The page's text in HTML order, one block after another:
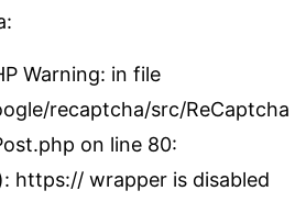
Warning: in file
recaptcha/src/ReCaptcha
on line 80:
https:// wrapper is disabled